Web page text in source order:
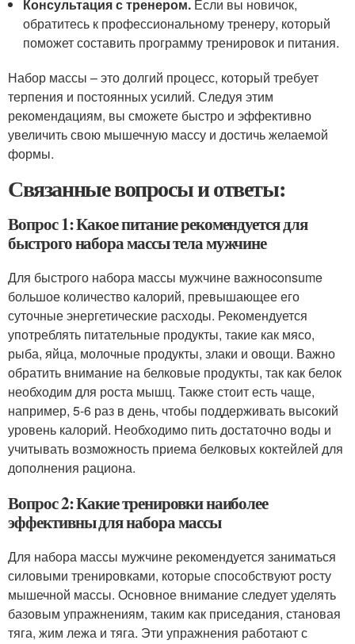
Консультация с тренером. Если вы новичок,
обратитесь к профессиональному тренеру, который
поможет составить программу тренировок и питания.
Набор массы – это долгий процесс, который требует
терпения и постоянных усилий. Следуя этим
рекомендациям, вы сможете быстро и эффективно
увеличить свою мышечную массу и достичь желаемой
формы.
Связанные вопросы и ответы:
Вопрос 1: Какое питание рекомендуется для
быстрого набора массы тела мужчине
Для быстрого набора массы мужчине важноconsume
большое количество калорий, превышающее его
суточные энергетические расходы. Рекомендуется
употреблять питательные продукты, такие как мясо,
рыба, яйца, молочные продукты, злаки и овощи. Важно
обратить внимание на белковые продукты, так как белок
необходим для роста мышц. Также стоит есть чаще,
например, 5-6 раз в день, чтобы поддерживать высокий
уровень калорий. Необходимо пить достаточно воды и
учитывать возможность приема белковых коктейлей для
дополнения рациона.
Вопрос 2: Какие тренировки наиболее
эффективны для набора массы
Для набора массы мужчине рекомендуется заниматься
силовыми тренировками, которые способствуют росту
мышечной массы. Основное внимание следует уделять
базовым упражнениям, таким как приседания, становая
тяга, жим лежа и тяга. Эти упражнения работают с